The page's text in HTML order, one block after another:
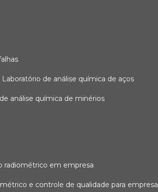
laboratório de análise química de aços
análise química de minérios
radiométrico em empresa
e controle de qualidade para empresa